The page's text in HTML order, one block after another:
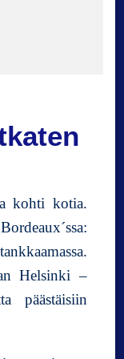
kohti kotia.
Helsinki –
päästäisiin